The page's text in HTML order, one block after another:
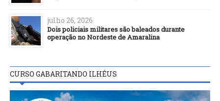
julho 26, 2026
Dois policiais militares são baleados durante
operação no Nordeste de Amaralina
CURSO GABARITANDO ILHÉUS